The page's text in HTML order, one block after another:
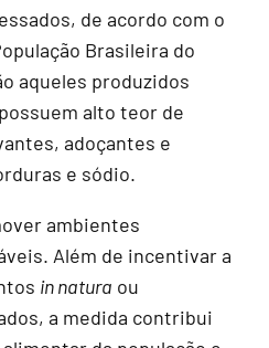
de acordo com o
Brasileira do
aqueles produzidos
alto teor de
adoçantes e
e sódio.
ambientes
Além de incentivar a
in natura ou
a medida contribui